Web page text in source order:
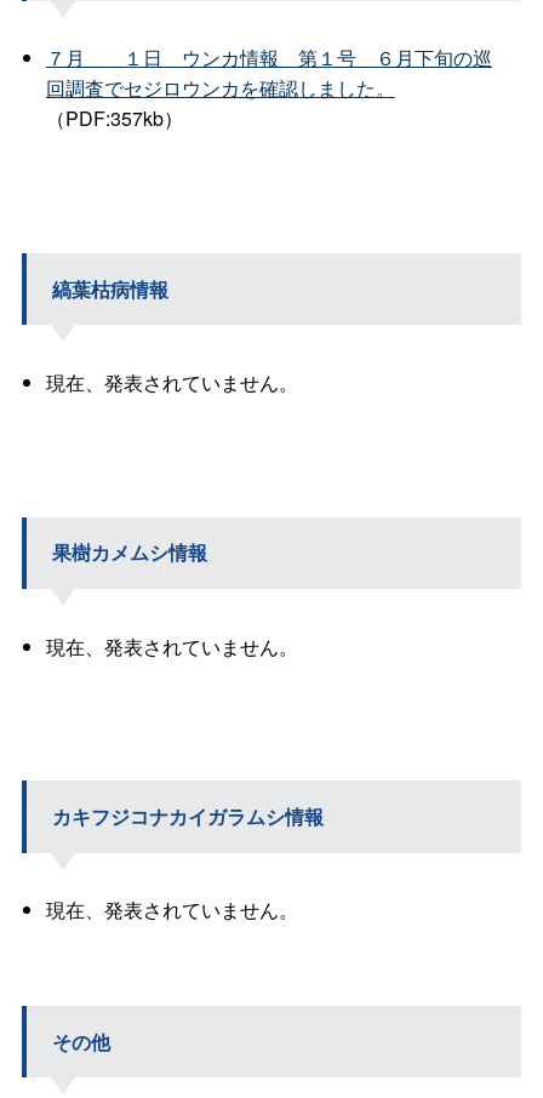
７ 月 １ 日 ウンカ情報 第１号
６月下旬の巡
回調査でセジロウンカを確認しました。
（PDF:357kb）
縞葉枯病情報
現在、発表されていません。
果樹カメムシ情報
現在、発表されていません。
カキフジコナカイガラムシ情報
現在、発表されていません。
その他